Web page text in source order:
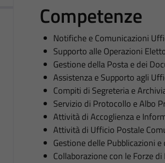
Competenze
Notifiche e Comunicazioni
Supporto alle Operazioni
Gestione della Posta e dei
Assistenza e Supporto agli
Compiti di Segreteria e
Servizio di Protocollo e Albo
Attività di Accoglienza e
Attività di Ufficio Postale
Gestione delle Pubblicazioni
Collaborazione con le Forze